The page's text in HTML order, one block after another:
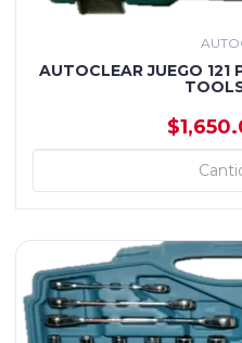
AUTOCLEAR JUEGO
+